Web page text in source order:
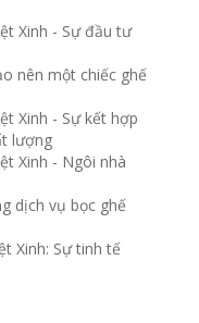
Xinh - Sự đầu tư
nên một chiếc ghế
Xinh - Sự kết hợp
lượng
Xinh - Ngôi nhà
dịch vụ bọc ghế
Xinh: Sự tinh tế